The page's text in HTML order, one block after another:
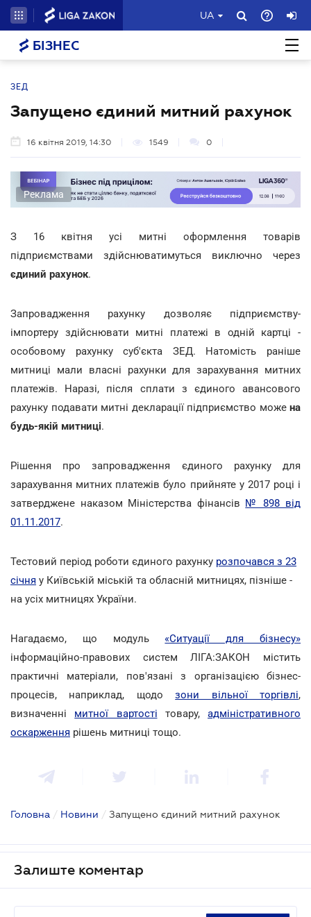
UA
БІЗНЕС
ЗЕД
Запущено єдиний митний рахунок
16 квітня 2019, 14:30 1549 0
Реклама
З 16 квітня усі митні оформлення товарів
підприємствами здійснюватимуться виключно через
єдиний рахунок.
Запровадження рахунку дозволяє підприємству-
імпортеру здійснювати митні платежі в одній картці -
особовому рахунку суб'єкта ЗЕД. Натомість раніше
митниці мали власні рахунки для зарахування митних
платежів. Наразі, після сплати з єдиного авансового
рахунку подавати митні декларації підприємство може на
будь-якій митниці.
Рішення про запровадження єдиного рахунку для
зарахування митних платежів було прийняте у 2017 році і
затверджене наказом Міністерства фінансів № 898 від
01.11.2017.
Тестовий період роботи єдиного рахунку розпочався з 23
січня у Київській міській та обласній митницях, пізніше -
на усіх митницях України.
Нагадаємо, що модуль «Ситуації для бізнесу»
інформаційно-правових систем ЛІГА:ЗАКОН містить
практичні матеріали, пов'язані з організацією бізнес-
процесів, наприклад, щодозони вільної торгівлі,
визначенні митної вартості товару, адміністративного
оскарження рішень митниці тощо.
Головна / Новини / Запущено єдиний митний рахунок
Залиште коментар